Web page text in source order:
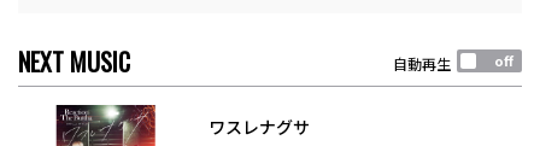
NEXT MUSIC 自動再生
ワスレナグサ